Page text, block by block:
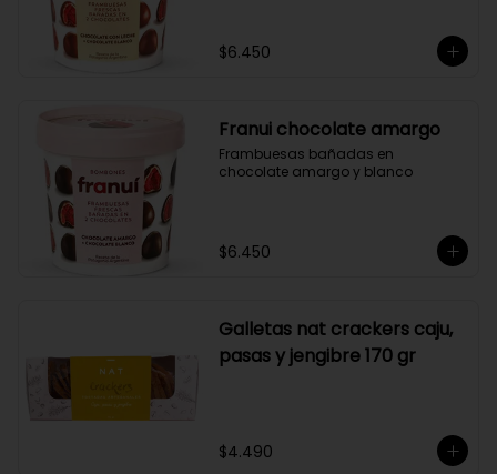
$6.450
Franui chocolate amargo
Frambuesas bañadas en
chocolate amargo y blanco
$6.450
Galletas nat crackers caju,
pasas y jengibre 170 gr
$4.490